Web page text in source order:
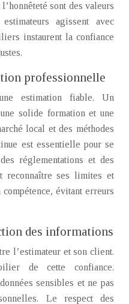
sont des valeurs
agissent avec
instaurent la confiance
professionnelle
estimation fiable. Un
solide formation et une
local et des méthodes
est essentielle pour se
réglementations et des
reconnaître ses limites et
évitant erreurs
des informations
l’estimateur et son client.
de cette confiance.
sensibles et ne pas
Le respect des